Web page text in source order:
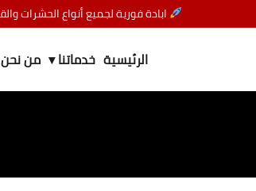
ابادة فورية لجميع أنواع الحشرات
الرئيسية خدماتنا ▾ من نحن